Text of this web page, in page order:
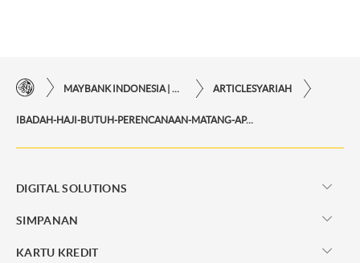
ARTICLESYARIAH
IBADAH-HAJI-BUTUH-PERENCANAAN-MATANG-APA-SAJA
DIGITAL SOLUTIONS
SIMPANAN
KARTU KREDIT